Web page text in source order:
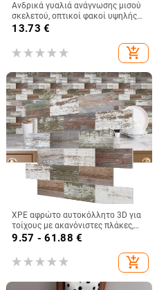
Ανδρικά γυαλιά ανάγνωσης μισού
σκελετού, οπτικοί φακοί υψηλής
ευκρίνειας, αντι-μπλε φως, ρητίνη,
και ηλικιωμένους, επαγγελματικά
γυαλιά
13.73 €
add_shopping_cart
XPE αφρώτο αυτοκόλλητο 3D για
τοίχους με ακανόνιστες πλάκες,
για κουζίνα και μπάνιο, ματ
μοτίβο 22117422025
9.57 - 61.88 €
add_shopping_cart